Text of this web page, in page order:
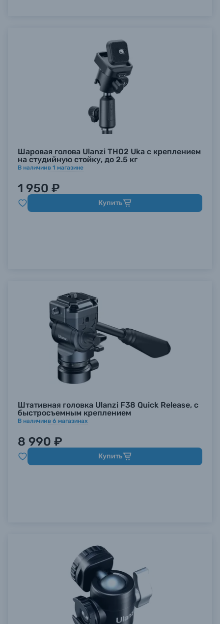
Шаровая голова Ulanzi TH02 Uka с креплением
на студийную стойку, до 2.5 кг
В наличиив 1 магазине
1 950 ₽
Купить
Штативная головка Ulanzi F38 Quick Release, с
быстросъемным креплением
В наличиив 6 магазинах
8 990 ₽
Купить